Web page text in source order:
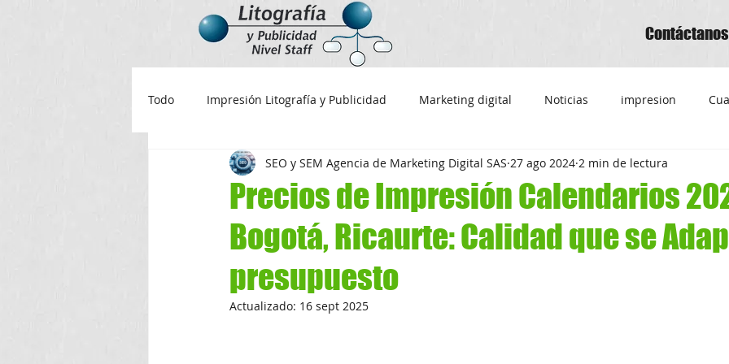
Todo Impresión Litografía y Publicidad Marketing digital Noticias impresion
Valor de cuadernos venta de agendas personalizadas Calendarios Hojas
Libretas personalizadas Calendario 2024 imprimir calendario 2024 Tarjetas
Imprimir tarjetas personales impresiones Ricaurte
Precios de Impresión Calendarios
Bogotá, Ricaurte: Calidad que se
presupuesto
SEO y SEM Agencia de Marketing Digital SAS 27 ago 2024 2 min de lectura
Actualizado: 16 sept 2025